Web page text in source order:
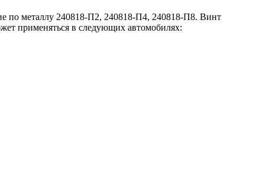
по металлу 240818-П2, 240818-П4, 240818-П8. Винт
применяться в следующих автомобилях: